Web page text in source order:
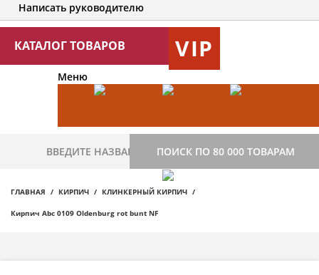
Написать руководителю
КАТАЛОГ ТОВАРОВ VIP
Меню
ПОИСК ПО 80 000 ТОВАРАМ
ГЛАВНАЯ КИРПИЧ КЛИНКЕРНЫЙ КИРПИЧ
Кирпич Abc 0109 Oldenburg rot bunt NF